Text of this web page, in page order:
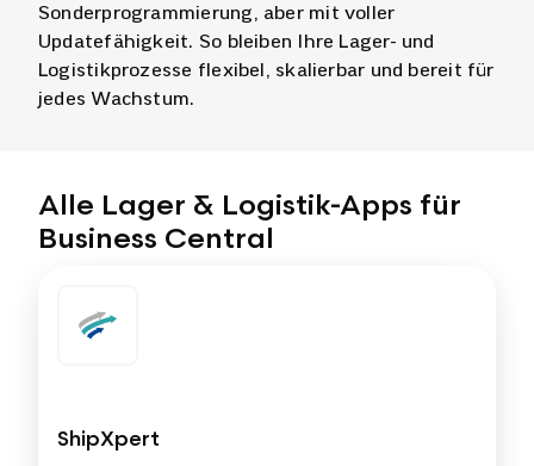
Sonderprogrammierung, aber mit voller
Updatefähigkeit. So bleiben Ihre Lager- und
Logistikprozesse flexibel, skalierbar und bereit für
jedes Wachstum.
Alle Lager & Logistik-Apps für
Business Central
ShipXpert